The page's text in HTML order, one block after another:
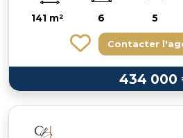
141 m² 6 5
Contacter
434 000